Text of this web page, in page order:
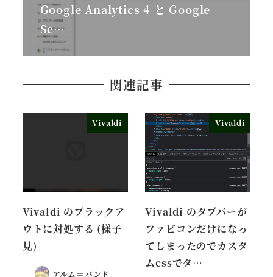
Google Analytics 4 と Google
Se…
関連記事
Vivaldi
Vivaldi のブラックア
ウトに対処する (様子
見)
アルム＝バンド
Vivaldi
Vivaldi のタブバーが
ファビコンだけになっ
てしまったのでカスタ
ムcssでタ…